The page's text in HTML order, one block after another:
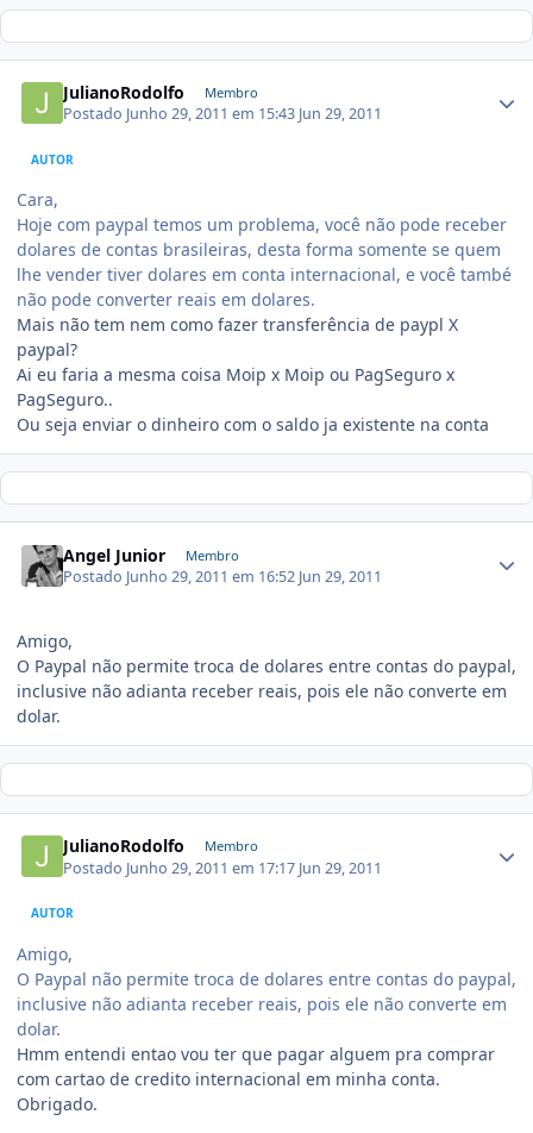
JulianoRodolfo Membro
Postado Junho 29, 2011 em 15:43 Jun 29, 2011
AUTOR
Cara,
Hoje com paypal temos um problema, você não pode receber
dolares de contas brasileiras, desta forma somente se quem
lhe vender tiver dolares em conta internacional, e você també
não pode converter reais em dolares.
Mais não tem nem como fazer transferência de paypl X
paypal?
Ai eu faria a mesma coisa Moip x Moip ou PagSeguro x
PagSeguro..
Ou seja enviar o dinheiro com o saldo ja existente na conta
Angel Junior Membro
Postado Junho 29, 2011 em 16:52 Jun 29, 2011
Amigo,
O Paypal não permite troca de dolares entre contas do paypal,
inclusive não adianta receber reais, pois ele não converte em
dolar.
JulianoRodolfo Membro
Postado Junho 29, 2011 em 17:17 Jun 29, 2011
AUTOR
Amigo,
O Paypal não permite troca de dolares entre contas do paypal,
inclusive não adianta receber reais, pois ele não converte em
dolar.
Hmm entendi entao vou ter que pagar alguem pra comprar
com cartao de credito internacional em minha conta.
Obrigado.